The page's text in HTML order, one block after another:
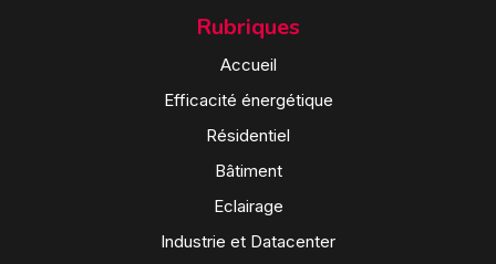
Rubriques
Accueil
Efficacité énergétique
Résidentiel
Bâtiment
Eclairage
Industrie et Datacenter